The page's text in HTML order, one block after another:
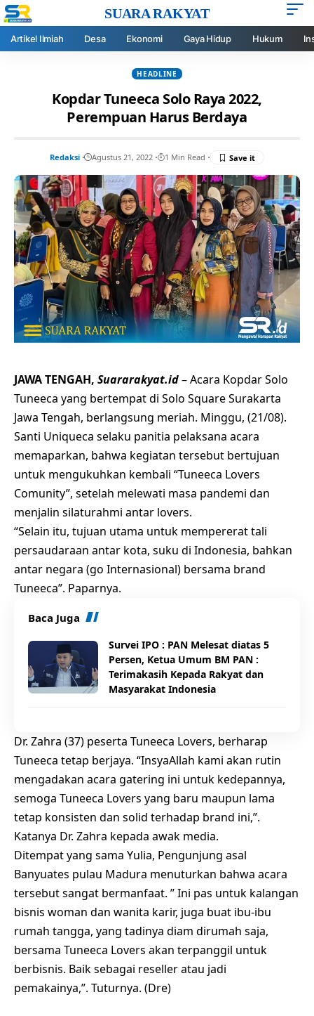
SUARA RAKYAT
Artikel Ilmiah Desa Ekonomi Gaya Hidup Hukum
HEADLINE
Kopdar Tuneeca Solo Raya 2022,
Perempuan Harus Berdaya
Redaksi Agustus 21, 2022 1 Min Read
JAWA TENGAH, Suararakyat.id– Acara Kopdar Solo
Tuneeca yang bertempat di Solo Square Surakarta
Jawa Tengah, berlangsung meriah. Minggu, (21/08).
Santi Uniqueca selaku panitia pelaksana acara
memaparkan, bahwa kegiatan tersebut bertujuan
untuk mengukuhkan kembali “Tuneeca Lovers
Comunity”, setelah melewati masa pandemi dan
menjalin silaturahmi antar lovers.
“Selain itu, tujuan utama untuk mempererat tali
persaudaraan antar kota, suku di Indonesia, bahkan
antar negara (go Internasional) bersama brand
Tuneeca”. Paparnya.
Baca Juga
Survei IPO : PAN Melesat diatas 5
Persen, Ketua Umum BM PAN :
Terimakasih Kepada Rakyat dan
Masyarakat Indonesia
Dr. Zahra (37) peserta Tuneeca Lovers, berharap
Tuneeca tetap berjaya. “InsyaAllah kami akan rutin
mengadakan acara gatering ini untuk kedepannya,
semoga Tuneeca Lovers yang baru maupun lama
tetap konsisten dan solid terhadap brand ini,”.
Katanya Dr. Zahra kepada awak media.
Ditempat yang sama Yulia, Pengunjung asal
Banyuates pulau Madura menuturkan bahwa acara
tersebut sangat bermanfaat. ” Ini pas untuk kalangan
bisnis woman dan wanita karir, juga buat ibu-ibu
rumah tangga, yang tadinya diam dirumah saja,
bersama Tuneeca Lovers akan terpanggil untuk
berbisnis. Baik sebagai reseller atau jadi
pemakainya,”. Tuturnya. (Dre)